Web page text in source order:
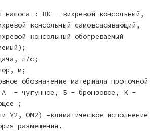
: ВК - вихревой консольный,
консольный самовсасывающий,
консольный обогреваемый
л/с;
м;
обозначение материала проточной
- чугунное, Б - бронзовое, К -
;
У2, ОМ2) –климатическое исполнение
размещения.